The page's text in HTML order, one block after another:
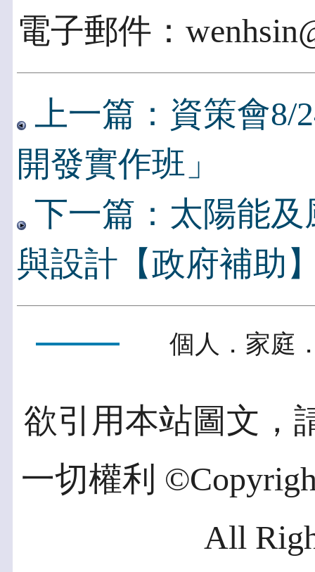
電子郵件：
上一篇：資策會8/
開發實作班」
下一篇：太陽能
與設計【政府補助
個人．家庭
欲引用本站圖文，
一切權利
All